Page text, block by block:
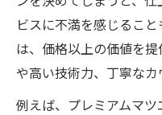
ビスに不満を感じるこ
は、価格以上の価値を
や高い技術力、丁寧なカ
例えば、プレミアムマ